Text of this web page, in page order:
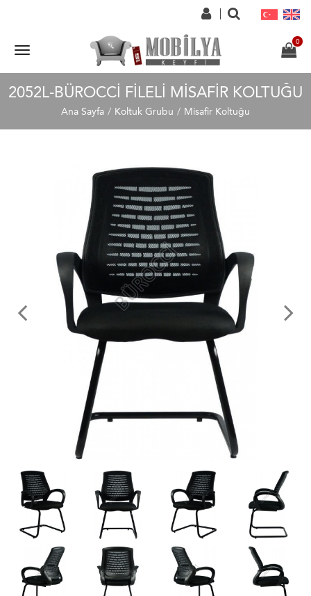
2052L-BÜROCCI FILELI MISAFIR KOLTUĞU
Ana Sayfa Koltuk Grubu Misafir Koltuğu